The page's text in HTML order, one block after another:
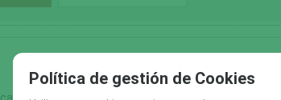
Política de gestión de Cookies